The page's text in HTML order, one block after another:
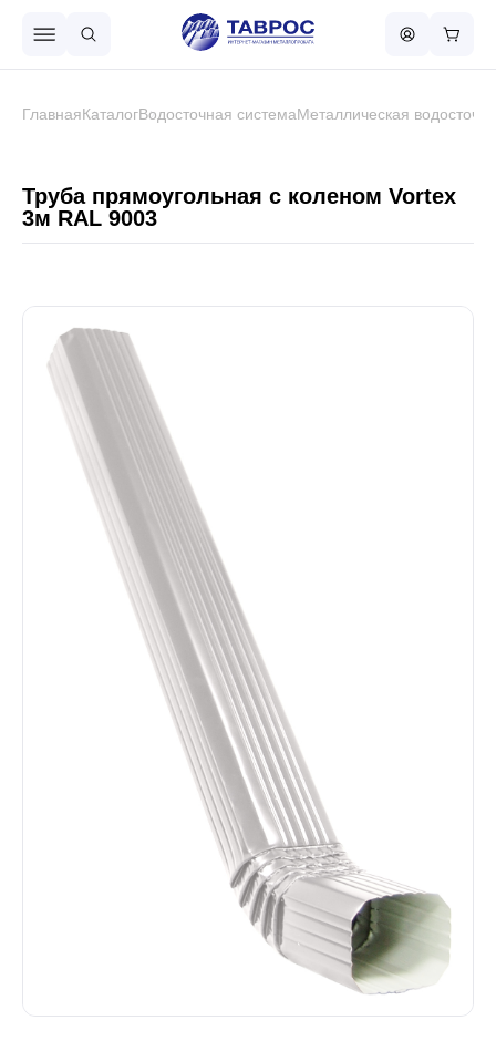
Металлочерепица
Чёрный металлопрокат
Сваи винтовые
Забор
Кровля
Водосточная система
Профили для гипсокартона
ГлавнаяКаталогВодосточная системаМеталлическая
Труба прямоугольная с коленом Vortex
3м RAL 9003